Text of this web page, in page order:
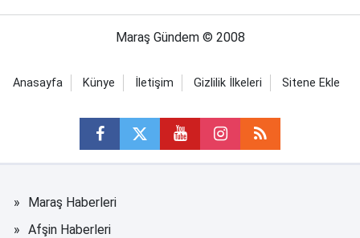
Maraş Gündem © 2008
Anasayfa Künye İletişim Gizlilik İlkeleri Sitene Ekle
Maraş Haberleri
Afşin Haberleri